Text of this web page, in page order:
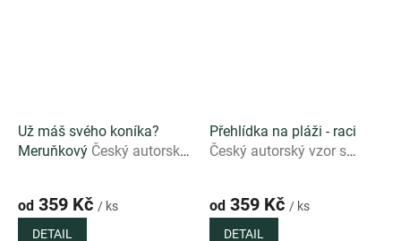
Už máš svého koníka?
Meruňkový Český autorský
podkladu
od 359 Kč / ks
DETAIL
Přehlídka na pláži - raci
Český autorský vzor s
od 359 Kč / ks
DETAIL